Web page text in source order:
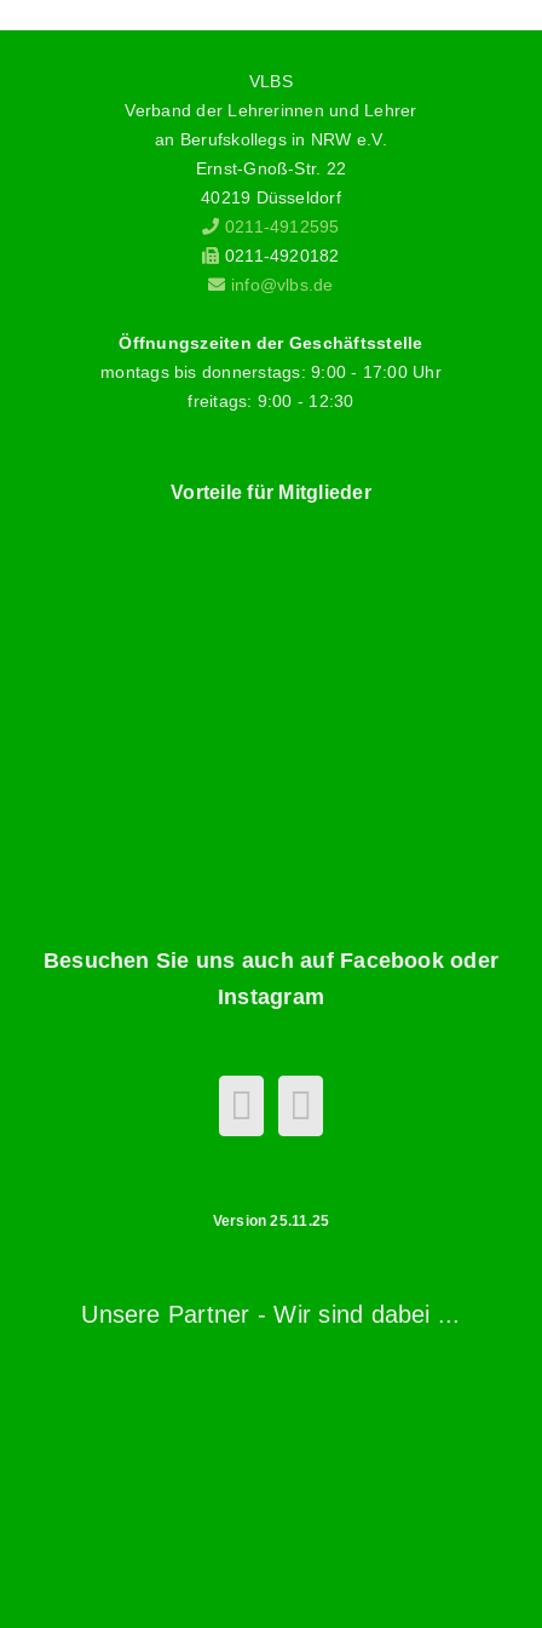
VLBS
Verband der Lehrerinnen und Lehrer
an Berufskollegs in NRW e.V.
Ernst-Gnoß-Str. 22
40219 Düsseldorf
0211-4912595
0211-4920182
info@vlbs.de
Öffnungszeiten der Geschäftsstelle
montags bis donnerstags: 9:00 - 17:00 Uhr
freitags: 9:00 - 12:30
Vorteile für Mitglieder
Besuchen Sie uns auch auf Facebook oder
Instagram
Version 25.11.25
Unsere Partner - Wir sind dabei ...